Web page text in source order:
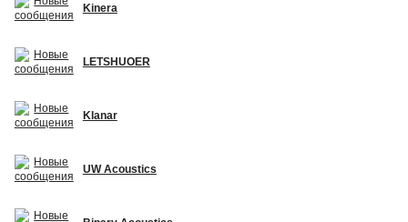
Kinera
LETSHUOER
Klanar
UW Acoustics